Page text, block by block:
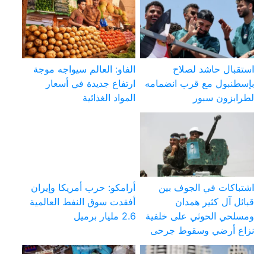
استقبال حاشد لصلاح
بإسطنبول مع قرب انضمامه
لطرابزون سبور
الفاو: العالم سيواجه موجة
ارتفاع جديدة في أسعار
المواد الغذائية
اشتباكات في الجوف بين
قبائل آل كثير همدان
ومسلحي الحوثي على خلفية
نزاع أرضي وسقوط جرحى
أرامكو: حرب أمريكا وإيران
أفقدت سوق النفط العالمية
2.6 مليار برميل